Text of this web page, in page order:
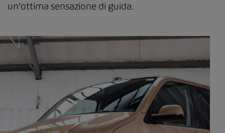
un’ottima sensazione di guida.